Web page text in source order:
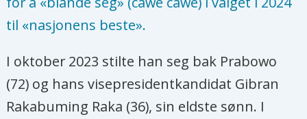
til «nasjonens beste».
I oktober 2023 stilte han seg bak Prabowo
(72) og hans visepresidentkandidat Gibran
Rakabuming Raka (36), sin eldste sønn. I